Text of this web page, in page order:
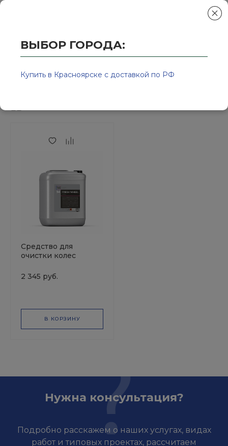
Колор-Авто - магазин лакокрасочной продукции и
Уход за резиной
Средство для
очистки колес
WILL 34 (5л)
2 345 руб.
В КОРЗИНУ
Нужна консультация?
Подробно расскажем о наших услугах, видах
работ и типовых проектах, рассчитаем
ВЫБОР ГОРОДА:
Купить в Красноярске с доставкой по РФ